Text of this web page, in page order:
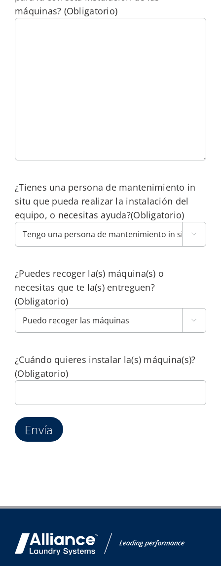
máquinas? (Obligatorio)
¿Tienes una persona de mantenimiento in
situ que pueda realizar la instalación del
equipo, o necesitas ayuda?(Obligatorio)

¿Puedes recoger la(s) máquina(s) o
necesitas que te la(s) entreguen?
(Obligatorio)

¿Cuándo quieres instalar la(s) máquina(s)?
(Obligatorio)